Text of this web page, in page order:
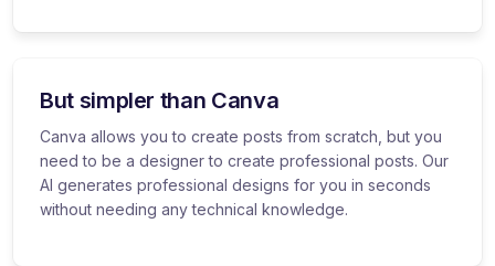
But simpler than Canva
Canva allows you to create posts from scratch, but you
need to be a designer to create professional posts. Our
AI generates professional designs for you in seconds
without needing any technical knowledge.